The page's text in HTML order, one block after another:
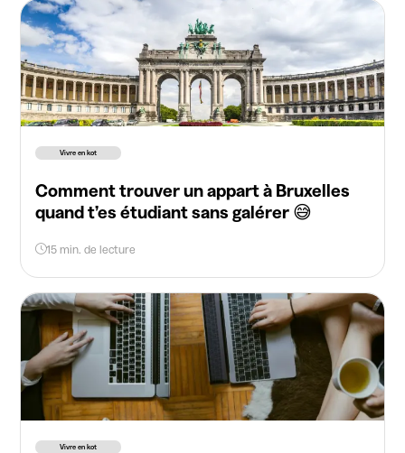
Vivre en kot
Comment trouver un appart à Bruxelles
quand t’es étudiant sans galérer 😅
15 min. de lecture
Vivre en kot